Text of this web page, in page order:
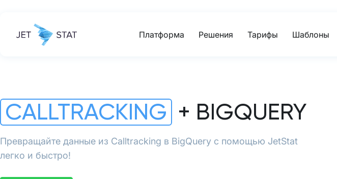
Платформа Решения Тарифы Шаблоны
CALLTRACKING + BIGQUERY
Превращайте данные из Calltracking в BigQuery с помощью JetStat
легко и быстро!